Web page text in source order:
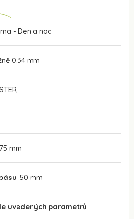
- Den a noc
0,34 mm
75 mm
: 50 mm
uvedených parametrů